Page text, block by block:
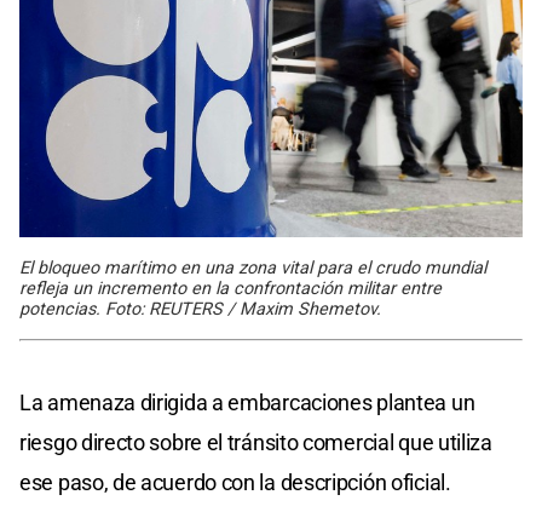
El bloqueo marítimo en una zona vital para el crudo mundial
refleja un incremento en la confrontación militar entre
potencias. Foto: REUTERS / Maxim Shemetov.
La amenaza dirigida a embarcaciones plantea un
riesgo directo sobre el tránsito comercial que utiliza
ese paso, de acuerdo con la descripción oficial.